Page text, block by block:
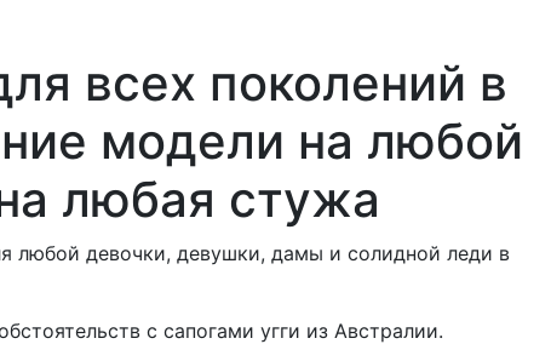
всех поколений в
модели на любой
любая стужа
любой девочки, девушки, дамы и солидной леди в
с сапогами угги из Австралии.